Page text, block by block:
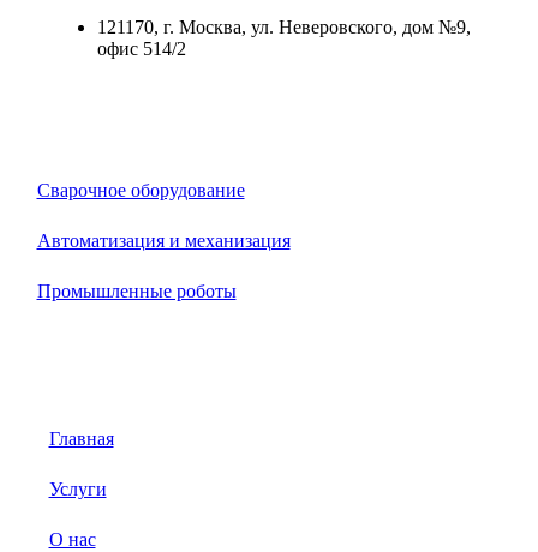
121170, г. Москва, ул. Неверовского, дом №9,
офис 514/2
Сварочное оборудование
Автоматизация и механизация
Промышленные роботы
Главная
Услуги
О нас